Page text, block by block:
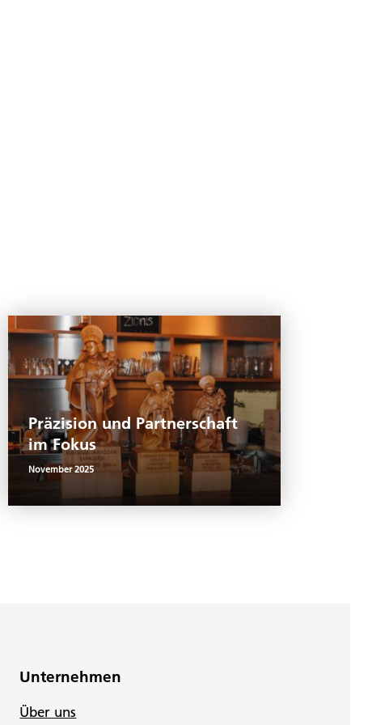
Präzision und Partnerschaft
im Fokus
November 2025
Unternehmen
Über uns